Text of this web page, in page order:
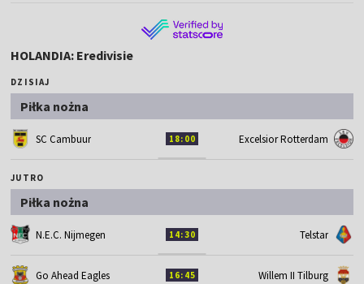
HOLANDIA: Eredivisie
DZISIAJ
Piłka nożna
SC Cambuur 18:00 Excelsior Rotterdam
JUTRO
Piłka nożna
N.E.C. Nijmegen 14:30 Telstar
Go Ahead Eagles 16:45 Willem II Tilburg